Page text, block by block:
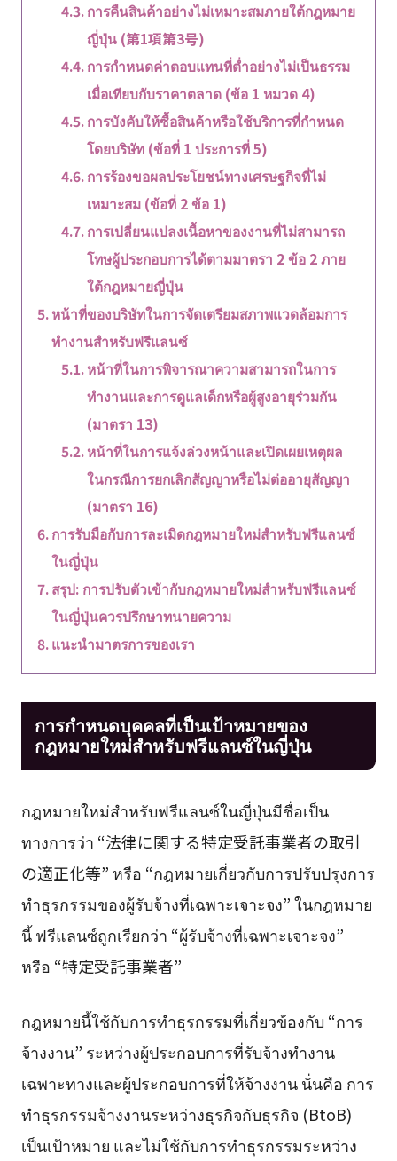
การคืนสินค้าอย่างไม่เหมาะสมภายใต้กฎหมาย
ญี่ปุ่น (第1項第3号)
การกำหนดค่าตอบแทนที่ต่ำอย่างไม่เป็นธรรม
เมื่อเทียบกับราคาตลาด (ข้อ 1 หมวด 4)
การบังคับให้ซื้อสินค้าหรือใช้บริการที่กำหนด
โดยบริษัท (ข้อที่ 1 ประการที่ 5)
การร้องขอผลประโยชน์ทางเศรษฐกิจที่ไม่
เหมาะสม (ข้อที่ 2 ข้อ 1)
การเปลี่ยนแปลงเนื้อหาของงานที่ไม่สามารถ
โทษผู้ประกอบการได้ตามมาตรา 2 ข้อ 2 ภาย
ใต้กฎหมายญี่ปุ่น
หน้าที่ของบริษัทในการจัดเตรียมสภาพแวดล้อมการ
ทำงานสำหรับฟรีแลนซ์
หน้าที่ในการพิจารณาความสามารถในการ
ทำงานและการดูแลเด็กหรือผู้สูงอายุร่วมกัน
(มาตรา 13)
หน้าที่ในการแจ้งล่วงหน้าและเปิดเผยเหตุผล
ในกรณีการยกเลิกสัญญาหรือไม่ต่ออายุสัญญา
(มาตรา 16)
การรับมือกับการละเมิดกฎหมายใหม่สำหรับฟรีแลนซ์
ในญี่ปุ่น
สรุป: การปรับตัวเข้ากับกฎหมายใหม่สำหรับฟรีแลนซ์
ในญี่ปุ่นควรปรึกษาทนายความ
แนะนำมาตรการของเรา
การกำหนดบุคคลที่เป็นเป้าหมายของ
กฎหมายใหม่สำหรับฟรีแลนซ์ในญี่ปุ่น
กฎหมายใหม่สำหรับฟรีแลนซ์ในญี่ปุ่นมีชื่อเป็น
ทางการว่า “法律に関する特定受託事業者の取引
の適正化等” หรือ “กฎหมายเกี่ยวกับการปรับปรุงการ
ทำธุรกรรมของผู้รับจ้างที่เฉพาะเจาะจง” ในกฎหมาย
นี้ ฟรีแลนซ์ถูกเรียกว่า “ผู้รับจ้างที่เฉพาะเจาะจง”
หรือ “特定受託事業者”
กฎหมายนี้ใช้กับการทำธุรกรรมที่เกี่ยวข้องกับ “การ
จ้างงาน” ระหว่างผู้ประกอบการที่รับจ้างทำงาน
เฉพาะทางและผู้ประกอบการที่ให้จ้างงาน นั่นคือ การ
ทำธุรกรรมจ้างงานระหว่างธุรกิจกับธุรกิจ (BtoB)
เป็นเป้าหมาย และไม่ใช้กับการทำธุรกรรมระหว่าง